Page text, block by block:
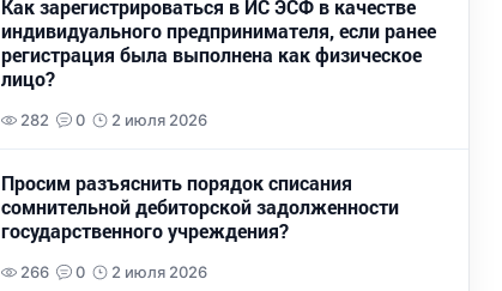
Как зарегистрироваться в ИС ЭСФ в качестве
индивидуального предпринимателя, если ранее
регистрация была выполнена как физическое
лицо?
282 0 2 июля 2026
Просим разъяснить порядок списания
сомнительной дебиторской задолженности
государственного учреждения?
266 0 2 июля 2026